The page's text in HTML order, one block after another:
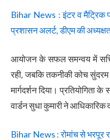
Bihar News : इंटर व मैट्रिक
प्रशासन अलर्ट, डीएम की
आयोजन के सफल समन्वय में
रही, जबकि तकनीकी कोच सुंदरम
मार्गदर्शन दिया। प्रतियोगिता
वार्डन सुधा कुमारी ने आधिकारिक
Bihar News : रोमांच से भरपूर